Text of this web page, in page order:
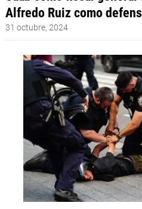
Alfredo Ruiz como
31 octubre, 2024